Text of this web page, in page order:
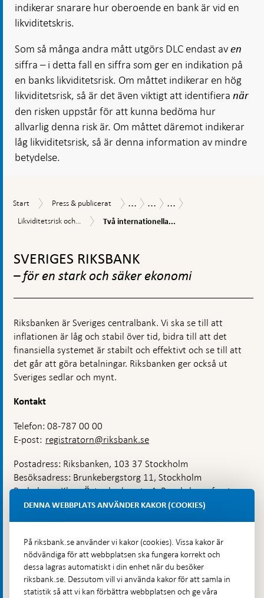
indikerar snarare hur oberoende en bank är vid en
likviditetskris.
Som så många andra mått utgörs DLC endast av en
siffra – i detta fall en siffra som ger en indikation på
en banks likviditetsrisk. Om måttet indikerar en hög
likviditetsrisk, så är det även viktigt att identifiera när
den risken uppstår för att kunna bedöma hur
allvarlig denna risk är. Om måttet däremot indikerar
låg likviditetsrisk, så är denna information av mindre
betydelse.
Start
Start
Press
publicerat
Press & publicerat Publikationer
...
Ekonomiska
...
Klarar
stora
enligt
likviditetsmått
...
Likviditetsrisk
Likviditetsrisk och...
Två
Två internationella...
toppnavigation
SVERIGES RIKSBANK
– för en stark och säker ekonomi
Riksbanken är Sveriges centralbank. Vi ska se till att
inflationen är låg och stabil över tid, bidra till att det
finansiella systemet är stabilt och effektivt och se till att
det går att göra betalningar. Riksbanken ger också ut
Sveriges sedlar och mynt.
Kontakt
Telefon: 08-787 00 00
E-post: registratorn@riksbank.se
Postadress: Riksbanken, 103 37 Stockholm
Besöksadress: Brunkebergstorg 11, Stockholm
Budadress: Klara Östra kyrkogata 4, Brunkebergsfaret,
Lastplats 6
Hitta direkt
Frågor och svar-
DENNA WEBBPLATS ANVÄNDER KAKOR (COOKIES)
På riksbank.se använder vi kakor (cookies). Vissa kakor är
nödvändiga för att webbplatsen ska fungera korrekt och
dessa lagras automatiskt i din enhet när du besöker
riksbank.se. Dessutom vill vi använda kakor för att samla in
statistik så att vi kan förbättra webbplatsen och ge våra